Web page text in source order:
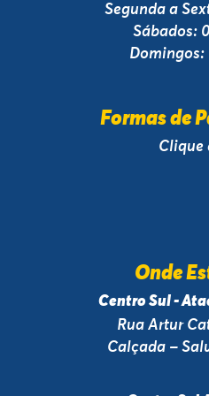
Segunda a
Sábados:
Domingos:
Formas de
Clique
Onde
Centro Sul -
Rua Artur
Calçada –